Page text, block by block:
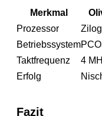
Merkmal
Prozessor
Betriebssystem
Taktfrequenz
4
Erfolg
Fazit